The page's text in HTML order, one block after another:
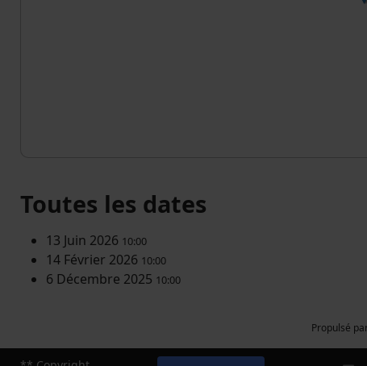
Toutes les dates
13 Juin 2026 10:00
14 Février 2026 10:00
6 Décembre 2025 10:00
Propulsé